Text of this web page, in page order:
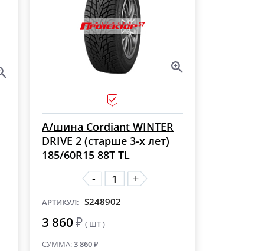
А/шина Cordiant WINTER
DRIVE 2 (старше 3-х лет)
185/60R15 88T TL
-
+
АРТИКУЛ: S248902
3 860₽ ( ШТ )
СУММА:3 860₽